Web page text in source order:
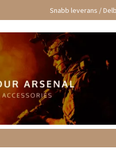
Snabb leverans /